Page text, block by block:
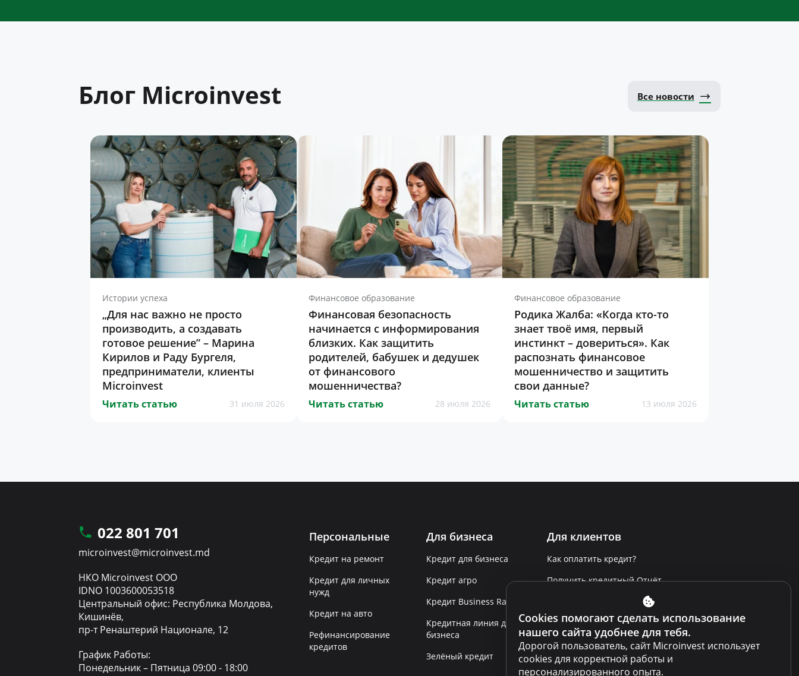
Блог Microinvest Все новости
Истории успеха
„Для нас важно не просто
производить, а создавать
готовое решение” – Марина
Кирилов и Раду Бургеля,
предприниматели, клиенты
Microinvest
Читать статью 31 июля 2026
Финансовое образование
Финансовая безопасность
начинается с информирования
близких. Как защитить
родителей, бабушек и дедушек
от финансового
мошенничества?
Читать статью 28 июля 2026
Финансовое образование
Родика Жалба: «Когда кто-то
знает твоё имя, первый
инстинкт – довериться». Как
распознать финансовое
мошенничество и защитить
свои данные?
Читать статью 13 июля 2026
Cookies помогают сделать использование
нашего сайта удобнее для тебя.
Дорогой пользователь, сайт Microinvest использует
cookies для корректной работы и
персонализированного опыта.
022 801 701
microinvest@microinvest.md
НКО Microinvest ООО
IDNO 1003600053518
Центральный офис: Республика Молдова,
Кишинёв,
пр-т Ренаштерий Национале, 12
График Работы:
Понедельник – Пятница 09:00 - 18:00
Персональные
Кредит на ремонт
Кредит для личных
нужд
Кредит на авто
Рефинансирование
кредитов
Для бизнеса
Кредит для бизнеса
Кредит агро
Кредит Business Rapid
Кредитная линия для
бизнеса
Зелёный кредит
Для клиентов
Как оплатить кредит?
Получить кредитный Отчёт
Сообщить о нарушении
Условия использования сайта
Условия использования кабинета
Политика по противодействию